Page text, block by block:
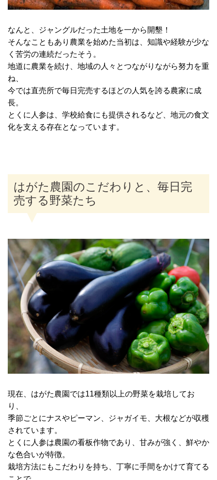
なんと、ジャングルだった土地を一から開墾！
そんなこともあり農業を始めた当初は、知識や経験が少な
く苦労の連続だったそう。
地道に農業を続け、地域の人々とつながりながら努力を重
ね、
今では直売所で毎日完売するほどの人気を誇る農家に成
長。
とくに人参は、学校給食にも提供されるなど、地元の食文
化を支える存在となっています。
はがた農園のこだわりと、毎日完
売する野菜たち
現在、はがた農園では11種類以上の野菜を栽培してお
り、
季節ごとにナスやピーマン、ジャガイモ、大根などが収穫
されています。
とくに人参は農園の看板作物であり、甘みが強く、鮮やか
な色合いが特徴。
栽培方法にもこだわりを持ち、丁寧に手間をかけて育てる